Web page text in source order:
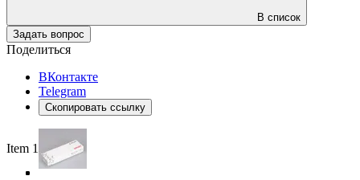
В список
Задать вопрос
Поделиться
ВКонтакте
Telegram
Скопировать ссылку
Item 1 of 4